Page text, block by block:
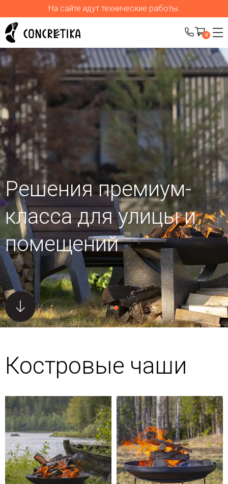
На сайте идут технические работы.
0
Решения премиум-
класса для улицыи
помещений
Костровые чаши